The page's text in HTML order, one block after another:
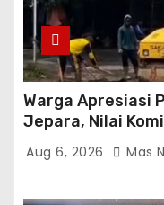
Warga Apresiasi
Jepara, Nilai
Tingkatkan
Aug 6, 2026 Mas